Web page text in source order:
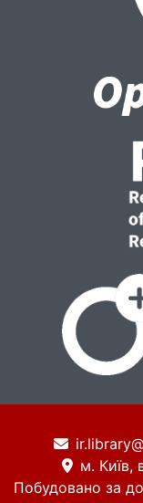
м. Київ,
Побудовано за